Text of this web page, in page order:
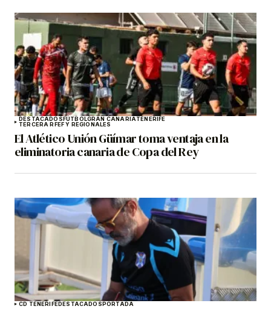
DESTACADOSFÚTBOLGRAN CANARIATENERIFE
TERCERA RFEF Y REGIONALES
El Atlético Unión Güímar toma ventaja en la
eliminatoria canaria de Copa del Rey
CD TENERIFEDESTACADOSPORTADA